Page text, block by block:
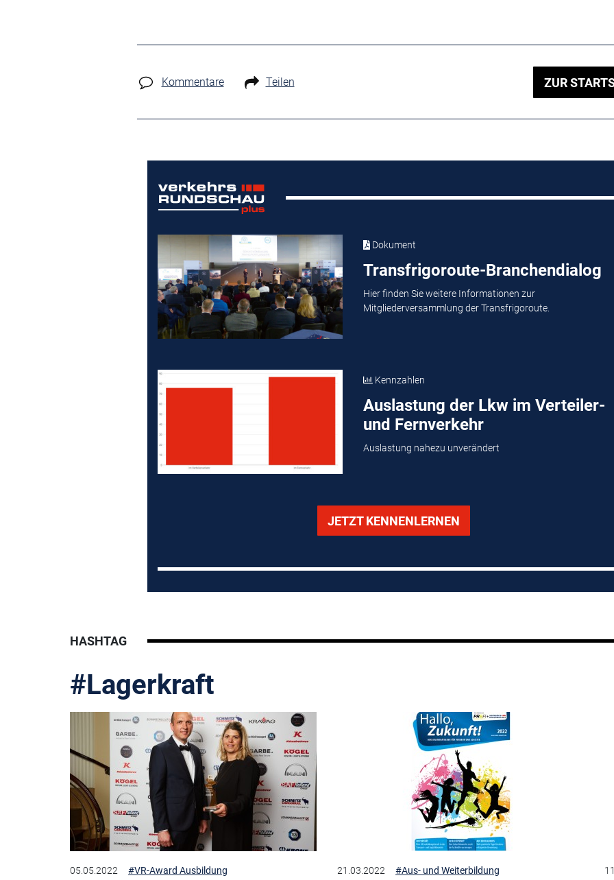
Kommentare Teilen ZUR
Dokument
Transfrigoroute-Branchendialog
Hier finden Sie weitere Informationen zur
Mitgliederversammlung der Transfrigoroute.
Kennzahlen
Auslastung der Lkw im Verteiler-
und Fernverkehr
Auslastung nahezu unverändert
JETZT KENNENLERNEN
HASHTAG
#Lagerkraft
05.05.2022 #VR-Award Ausbildung 21.03.2022 #Aus- und Weiterbildung